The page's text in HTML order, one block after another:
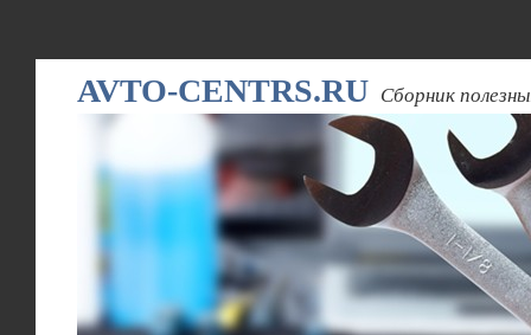
AVTO-CENTRS.RU Сборник